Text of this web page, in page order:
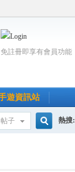
免註冊即享有會員功能
遊資訊站
帖子 熱搜: